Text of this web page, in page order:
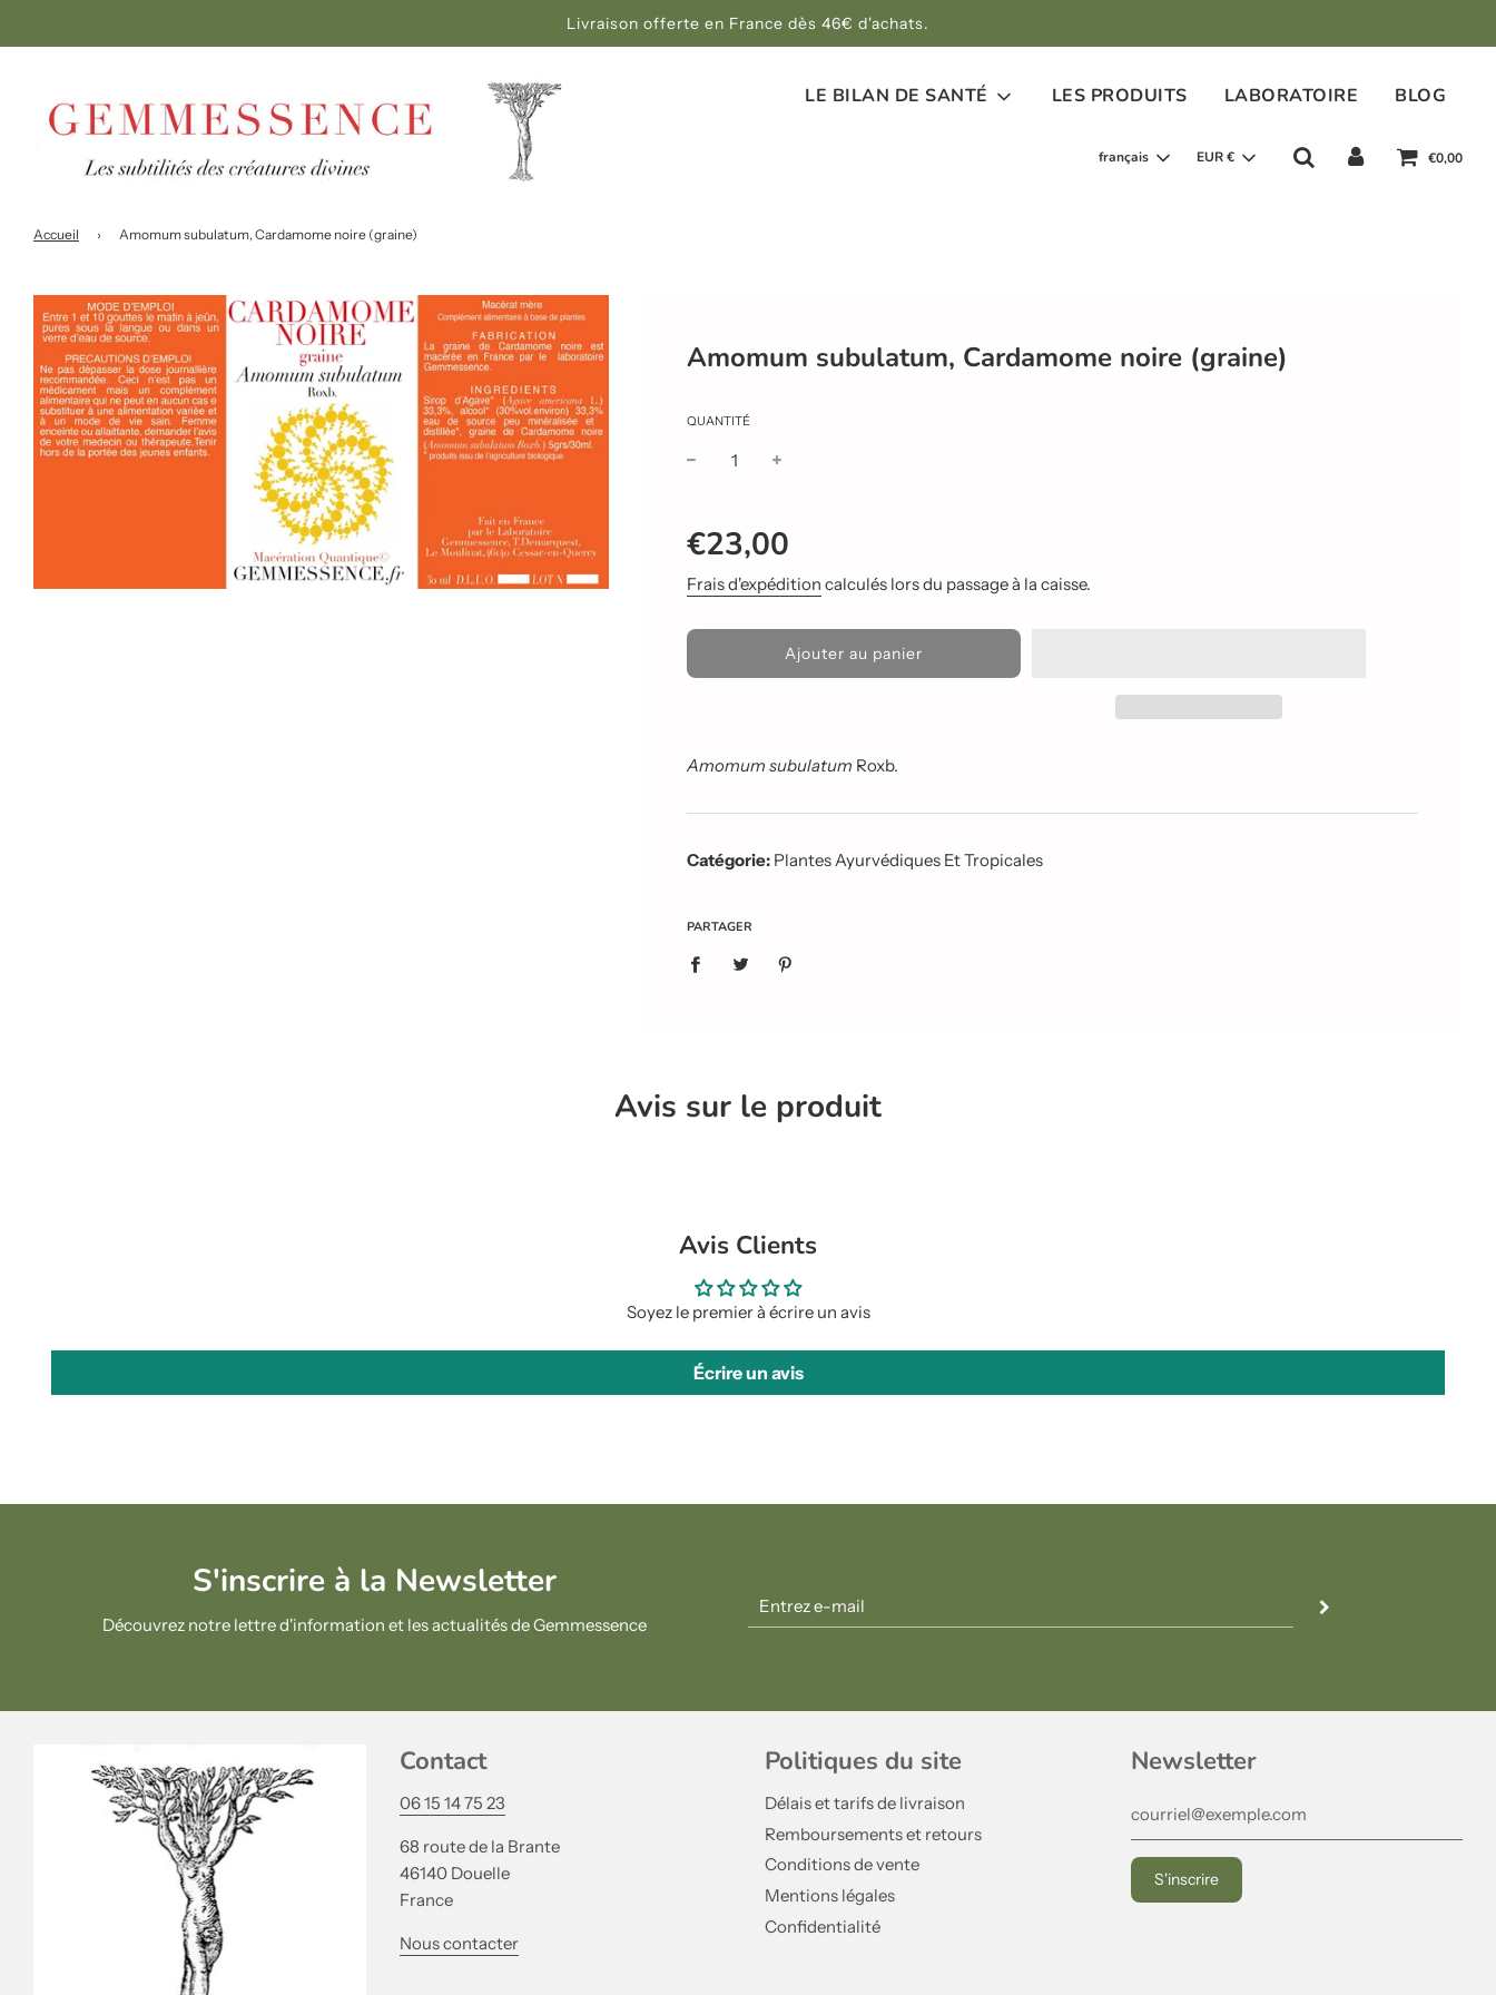
Livraison offerte en France dès 46€ d'achats.
LE BILAN DE SANTÉ LES PRODUITS LABORATOIRE BLOG
français EUR € €0,00
Accueil › Amomum subulatum, Cardamome noire (graine)
Amomum subulatum, Cardamome noire (graine)
QUANTITÉ
réduit
régulier
€23,00
Frais d'expédition calculés lors du passage à la caisse.
C
h
e
e
r
Ajouter au panier
Amomum subulatum Roxb.
Catégorie: Plantes Ayurvédiques Et Tropicales
PARTAGER
Avis sur le produit
Avis Clients
Soyez le premier à écrire un avis
Écrire un avis
S'inscrire à la Newsletter
Découvrez notre lettre d'information et les actualités de Gemmessence
Contact
06 15 14 75 23
68 route de la Brante
46140 Douelle
France
Nous contacter
Politiques du site
Délais et tarifs de livraison
Remboursements et retours
Conditions de vente
Mentions légales
Confidentialité
Newsletter